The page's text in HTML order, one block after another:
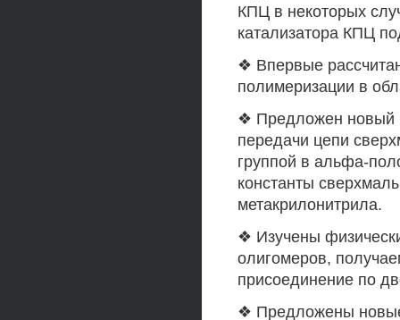
КПЦ в некоторых
катализатора КПЦ
❖ Впервые
полимеризации в
❖ Предложен новый
передачи цепи
группой в альфа-
константы
метакрилонитрила.
❖ Изучены
олигомеров,
присоединение по
❖ Предложены